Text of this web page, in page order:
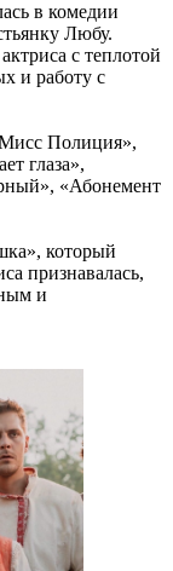
в комедии
Любу.
с теплотой
и работу с
Полиция»,
глаза»,
«Абонемент
который
признавалась,
и